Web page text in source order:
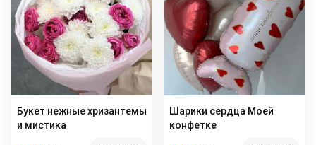
Букет нежные хризантемы
и мистика
Шарики сердца Моей
конфетке